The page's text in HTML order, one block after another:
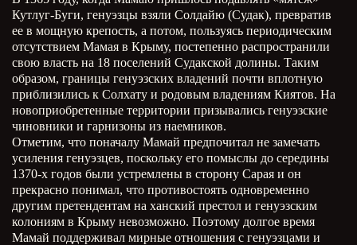
Кутлуг-Буги, генуэзцы взяли Солдайю (Судак), превратив
ее в мощную крепость, а потом, пользуясь периодическим
отсутствием Мамая в Крыму, постепенно распространили
свою власть на 18 поселений Судакской долины. Таким
образом, границы генуэзских владений почти вплотную
приблизились к Солхату и родовым владениям Киятов. На
новоприобретенные территории призывались генуэзские
чиновники и гарнизоны из наемников.
Отметим, что поначалу Мамай предпочитал не замечать
усиления генуэзцев, поскольку его помыслы до середины
1370-х годов были устремлены в сторону Сарая и он
прекрасно понимал, что противостоять одновременно
другим претендентам на ханский престол и генуэзским
колониям в Крыму невозможно. Поэтому долгое время
Мамай поддерживал мирные отношения с генуэзцами и